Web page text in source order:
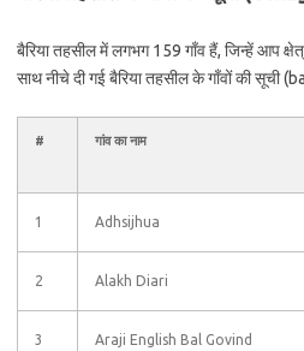
बैरिया तहसील में लगभग 159 गाँव हैं, जिन्हें आप
साथ नीचे दी गई बैरिया तहसील के गाँवों की
# गांव का नाम
1 Adhsijhua
2 Alakh Diari
3
Araji English Bal Govind